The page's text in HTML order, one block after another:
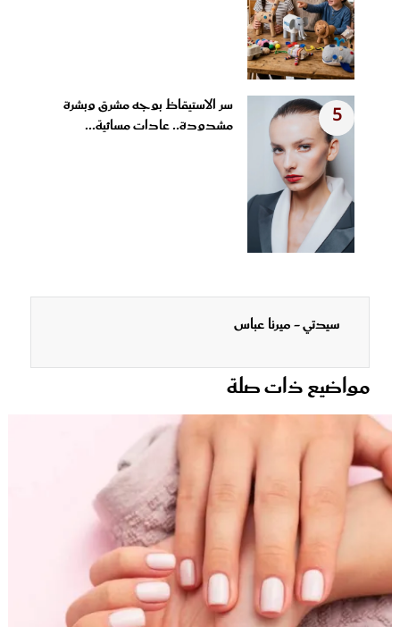
5
سر الاستيقاظ بوجه مشرق وبشرة
مشدودة.. عادات مسائية...
سيدتي - ميرنا عباس
مواضيع ذات صلة